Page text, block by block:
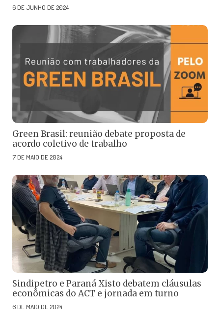
6 DE JUNHO DE 2024
Green Brasil: reunião debate proposta de
acordo coletivo de trabalho
7 DE MAIO DE 2024
Sindipetro e Paraná Xisto debatem cláusulas
econômicas do ACT e jornada em turno
6 DE MAIO DE 2024